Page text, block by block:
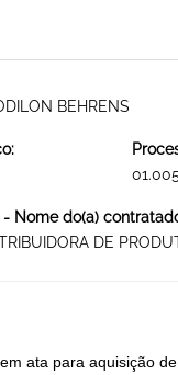
BEHRENS
Nome do(a)
DE
ata para aquisição